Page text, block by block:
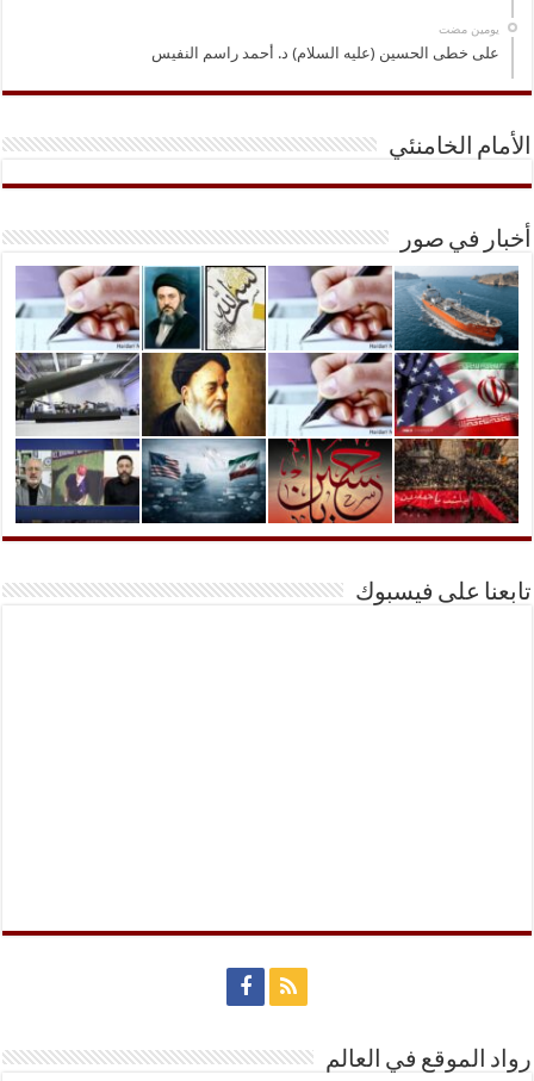
‏يومين مضت
على خطى الحسين (عليه السلام) د. أحمد راسم النفيس
الأمام الخامنئي
أخبار في صور
تابعنا على فيسبوك
رواد الموقع في العالم